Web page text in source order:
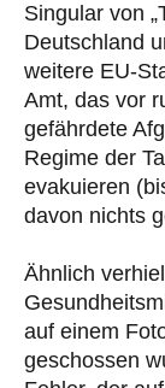
Singular von
Deutschland
weitere EU-
Amt, das vor
gefährdete
Regime der
evakuieren
davon nichts
Ähnlich
auf einem
geschossen